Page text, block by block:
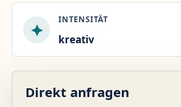
INTENSITÄT
kreativ
Direkt anfragen